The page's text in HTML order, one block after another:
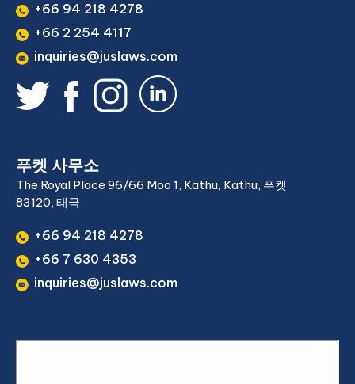
+66 94 218 4278
+66 2 254 4117
inquiries@juslaws.com
푸켓 사무소
The Royal Place 96/66 Moo 1, Kathu, Kathu, 푸켓
83120, 태국
+66 94 218 4278
+66 7 630 4353
inquiries@juslaws.com